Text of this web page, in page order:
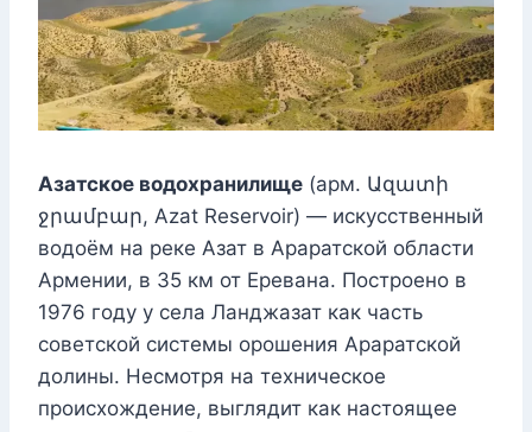
Азатское водохранилище (арм. Ազատի
ջրամբար, Azat Reservoir) — искусственный
водоём на реке Азат в Араратской области
Армении, в 35 км от Еревана. Построено в
1976 году у села Ланджазат как часть
советской системы орошения Араратской
долины. Несмотря на техническое
происхождение, выглядит как настоящее